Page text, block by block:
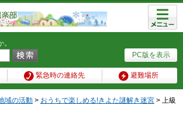
PC版を表示
緊急時の連絡先 避難場所
メニュ
ー
域の活動 > おうちで楽しめる!きよた謎解き迷宮 > 上級